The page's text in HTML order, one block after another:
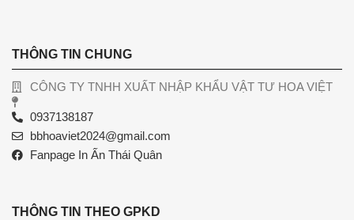
THÔNG TIN CHUNG
CÔNG TY TNHH XUẤT NHẬP KHẨU VẬT TƯ HOA VIỆT
0937138187
bbhoaviet2024@gmail.com
Fanpage In Ấn Thái Quân
THÔNG TIN THEO GPKD